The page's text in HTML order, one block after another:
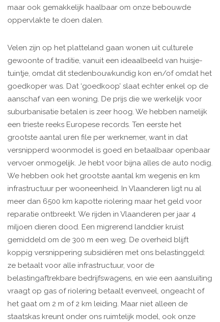
maar ook gemakkelijk haalbaar om onze bebouwde
oppervlakte te doen dalen.
Velen zijn op het platteland gaan wonen uit culturele
gewoonte of traditie, vanuit een ideaalbeeld van huisje-
tuintje, omdat dit stedenbouwkundig kon en/of omdat het
goedkoper was. Dat ‘goedkoop’ slaat echter enkel op de
aanschaf van een woning. De prijs die we werkelijk voor
suburbanisatie betalen is zeer hoog. We hebben namelijk
een trieste reeks Europese records. Ten eerste het
grootste aantal uren file per werknemer, want in dat
versnipperd woonmodel is goed en betaalbaar openbaar
vervoer onmogelijk. Je hebt voor bijna alles de auto nodig.
We hebben ook het grootste aantal km wegenis en km
infrastructuur per wooneenheid. In Vlaanderen ligt nu al
meer dan 6500 km kapotte riolering maar het geld voor
reparatie ontbreekt. We rijden in Vlaanderen per jaar 4
miljoen dieren dood. Een migrerend landdier kruist
gemiddeld om de 300 m een weg. De overheid blijft
koppig versnippering subsidiëren met ons belastinggeld:
ze betaalt voor alle infrastructuur, voor de
belastingaftrekbare bedrijfswagens, en wie een aansluiting
vraagt op gas of riolering betaalt evenveel, ongeacht of
het gaat om 2 m of 2 km leiding. Maar niet alleen de
staatskas kreunt onder ons ruimtelijk model, ook onze